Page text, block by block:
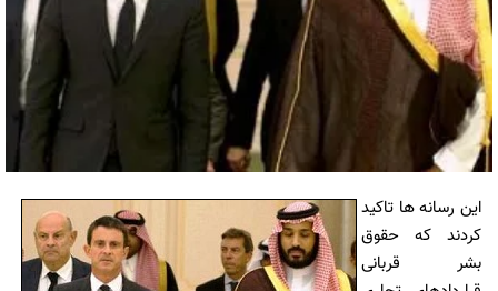
این رسانه ها تاکید
کردند که حقوق
بشر قربانی